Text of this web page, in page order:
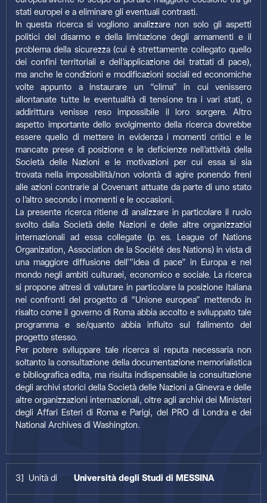
stati europei e a eliminare gli eventuali contrasti.
In questa ricerca si vogliono analizzare non solo gli aspetti
politici del disarmo e della limitazione degli armamenti e il
problema della sicurezza (cui è strettamente collegato quello
dei confini territoriali e dell’applicazione dei trattati di pace),
ma anche le condizioni e modificazioni sociali ed economiche
volte appunto a instaurare un “clima” in cui venissero
allontanate tutte le eventualità di tensione tra i vari stati, o
addirittura venisse reso impossibile il loro sorgere. Altro
aspetto importante dello svolgimento della ricerca dovrebbe
essere quello di mettere in evidenza i momenti critici e le
mancate prese di posizione e le deficienze nell’attività della
Società delle Nazioni e le motivazioni per cui essa si sia
trovata nella impossibilità/non volontà di agire ponendo freni
alle azioni contrarie al Covenant attuate da parte di uno stato
o l’altro secondo i momenti e le occasioni.
La presente ricerca ritiene di analizzare in particolare il ruolo
svolto dalla Società delle Nazioni e delle altre organizzazioi
internazionali ad essa collegate (p. es. League of Nations
Organization, Association de la Société des Nations) in vista di
una maggiore diffusione dell'”idea di pace” in Europa e nel
mondo negli ambiti culturaei, economico e sociale. La ricerca
si propone altresì di valutare in particolare la posizione italiana
nei confronti del progetto di “Unione europea” mettendo in
risalto come il governo di Roma abbia accolto e sviluppato tale
programma e se/quanto abbia influito sul fallimento del
progetto stesso.
Per potere sviluppare tale ricerca si reputa necessaria non
soltanto la consultazione della documentazione memorialistica
e bibliografica edita, ma risulta indispensabile la consultazione
degli archivi storici della Società delle Nazioni a Ginevra e delle
altre organizzazioni internazionali, oltre agli archivi dei Ministeri
degli Affari Esteri di Roma e Parigi, del PRO di Londra e dei
National Archives di Washington.
3] Unità di Università degli Studi di MESSINA